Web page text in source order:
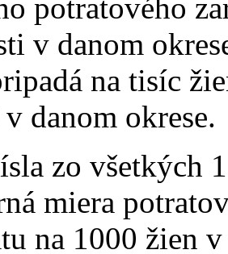
potratového
v danom
na tisíc
danom okrese.
zo všetkých
miera
na 1000 žien